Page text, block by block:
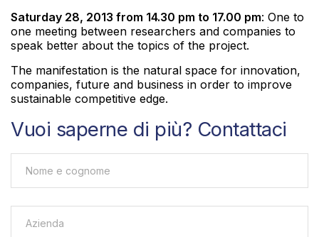
Saturday 28, 2013 from 14.30 pm to 17.00 pm: One to
one meeting between researchers and companies to
speak better about the topics of the project.
The manifestation is the natural space for innovation,
companies, future and business in order to improve
sustainable competitive edge.
Vuoi saperne di più? Contattaci